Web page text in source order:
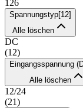
126
Spannungstyp[12]
Alle löschen
DC
(12)
Eingangsspannung
Alle löschen
12/24
(21)